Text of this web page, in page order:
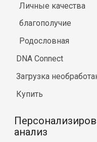
Личные качества
благополучие
Родословная
DNA Connect
Загрузка
Купить
анализ